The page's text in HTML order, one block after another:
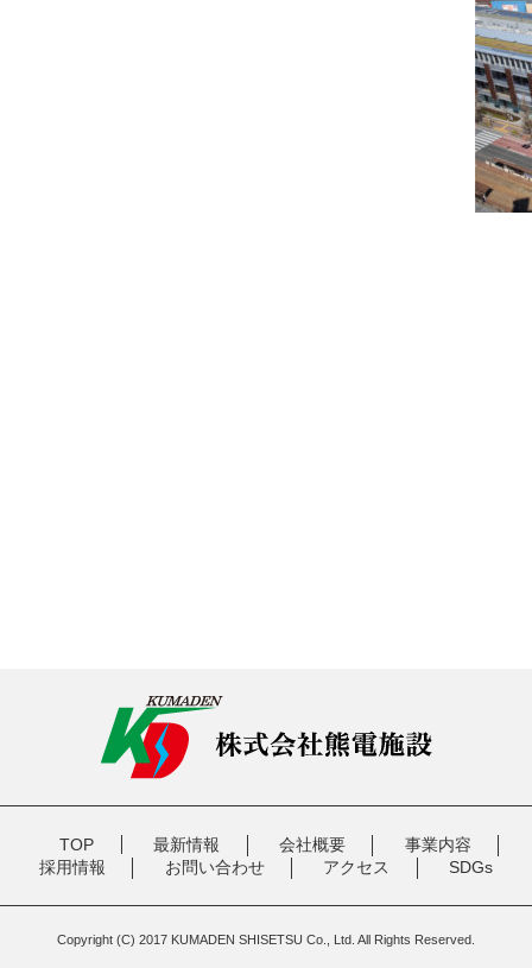
TOP 最新情報 会社概要
事業内容
採用情報
お問い合わせ アクセス SDGs
Copyright (C) 2017 KUMADEN SHISETSU Co., Ltd. All Rights Reserved.